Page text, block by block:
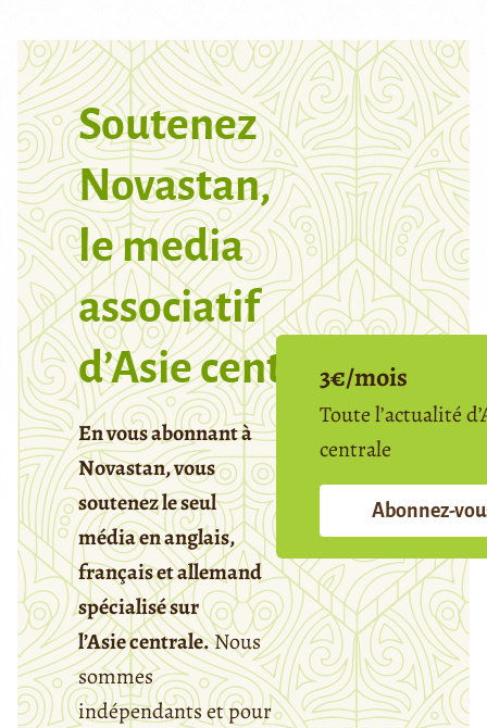
Soutenez
Novastan,
le media
associatif
d’Asie centrale
En vous abonnant à
Novastan, vous
soutenez le seul
média en anglais,
français et allemand
spécialisé sur
l’Asie centrale.Nous
sommes
indépendants et pour
3€/mois
Toute l’actualité
centrale
Abonnez-